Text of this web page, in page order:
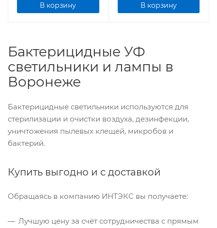
В корзину В корзину
Бактерицидные УФ
светильники и лампы в
Воронеже
Бактерицидные светильники используются для
стерилизации и очистки воздуха, дезинфекции,
уничтожения пылевых клещей, микробов и
бактерий.
Купить выгодно и с доставкой
Обращаясь в компанию ИНТЭКС вы получаете:
Лучшую цену за счёт сотрудничества с прямым